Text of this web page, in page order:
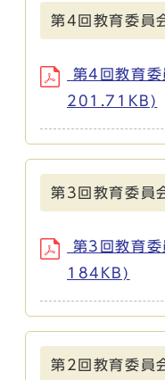
第4回教育委員
第4回教育委
201.71KB)
第3回教育委員
第3回教育委
184KB)
第2回教育委員